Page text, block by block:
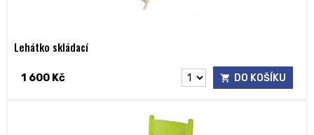
Lehátko skládací
1 600 Kč DO KOŠÍKU